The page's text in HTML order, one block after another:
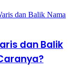
dan Balik